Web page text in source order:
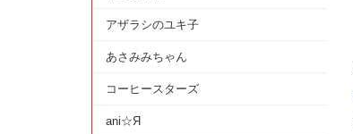
アザラシのユキ子
あさみみちゃん
コーヒースターズ
ani☆Я